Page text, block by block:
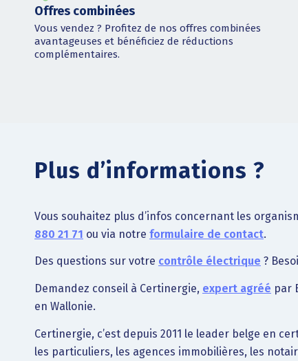
Offres combinées
Vous vendez ? Profitez de nos offres combinées
avantageuses et bénéficiez de réductions
complémentaires.
Plus d’informations ?
Vous souhaitez plus d’infos concernant les
880 21 71 ou via notre formulaire de contact.
Des questions sur votre contrôle électrique ?
Demandez conseil à Certinergie, expert agréé par
en Wallonie.
Certinergie, c’est depuis 2011 le leader belge en
les particuliers, les agences immobilières, les